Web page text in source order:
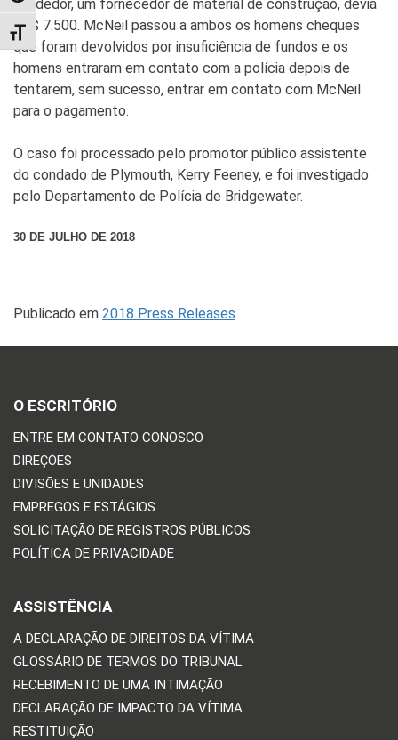
TOGGLE FONT SIZE
vendedor, um fornecedor de material de construção, devia
US$ 7.500. McNeil passou a ambos os homens cheques
que foram devolvidos por insuficiência de fundos e os
homens entraram em contato com a polícia depois de
tentarem, sem sucesso, entrar em contato com McNeil
para o pagamento.
O caso foi processado pelo promotor público assistente
do condado de Plymouth, Kerry Feeney, e foi investigado
pelo Departamento de Polícia de Bridgewater.
30 DE JULHO DE 2018
Publicado em 2018 Press Releases
O ESCRITÓRIO
ENTRE EM CONTATO CONOSCO
DIREÇÕES
DIVISÕES E UNIDADES
EMPREGOS E ESTÁGIOS
SOLICITAÇÃO DE REGISTROS PÚBLICOS
POLÍTICA DE PRIVACIDADE
ASSISTÊNCIA
A DECLARAÇÃO DE DIREITOS DA VÍTIMA
GLOSSÁRIO DE TERMOS DO TRIBUNAL
RECEBIMENTO DE UMA INTIMAÇÃO
DECLARAÇÃO DE IMPACTO DA VÍTIMA
RESTITUIÇÃO